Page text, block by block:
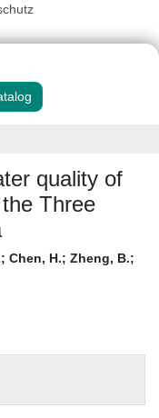
quality of
Three
; Chen, H.; Zheng, B.;